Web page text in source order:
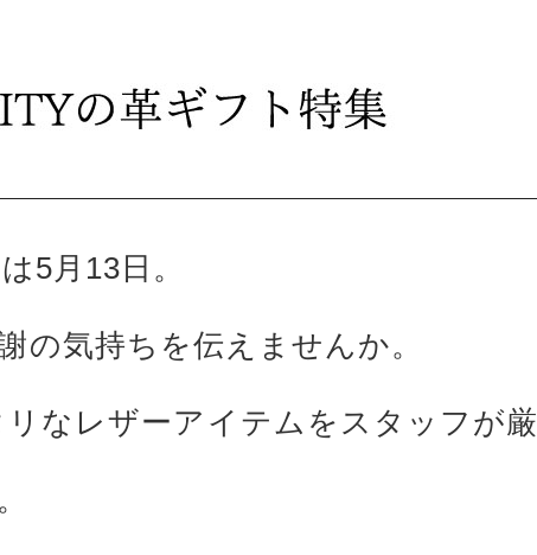
5月13日。
の気持ちを伝えませんか。
なレザーアイテムをスタッフが厳